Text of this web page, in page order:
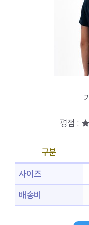
평점 :
구분
사이즈
배송비